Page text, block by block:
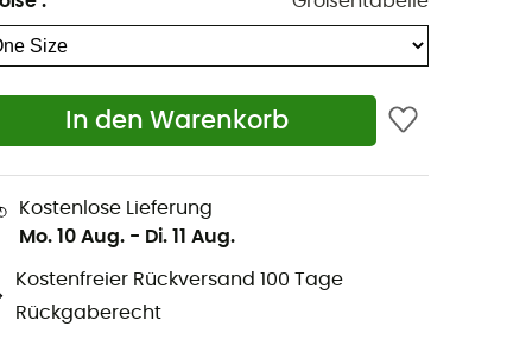
In den Warenkorb
Kostenlose Lieferung
Mo. 10 Aug. - Di. 11 Aug.
Kostenfreier Rückversand 100 Tage
Rückgaberecht